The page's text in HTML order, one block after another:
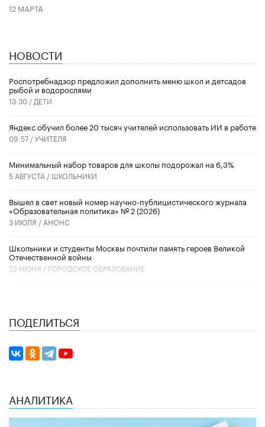
12 МАРТА
НОВОСТИ
Роспотребнадзор предложил дополнить меню школ и детсадов
рыбой и водорослями
13:30 / ДЕТИ
​Яндекс обучил более 20 тысяч учителей использовать ИИ в работе
09:57 /УЧИТЕЛЯ
Минимальный набор товаров для школы подорожал на 6,3%
5 АВГУСТА / ШКОЛЬНИКИ
Вышел в свет новый номер научно-публицистического журнала
«Образовательная политика» № 2 (2026)
3 ИЮЛЯ / АНОНС
Школьники и студенты Москвы почтили память героев Великой
Отечественной войны
22 ИЮНЯ / ГОРОДСКОЕ ОБРАЗОВАНИЕ
ПОДЕЛИТЬСЯ
АНАЛИТИКА